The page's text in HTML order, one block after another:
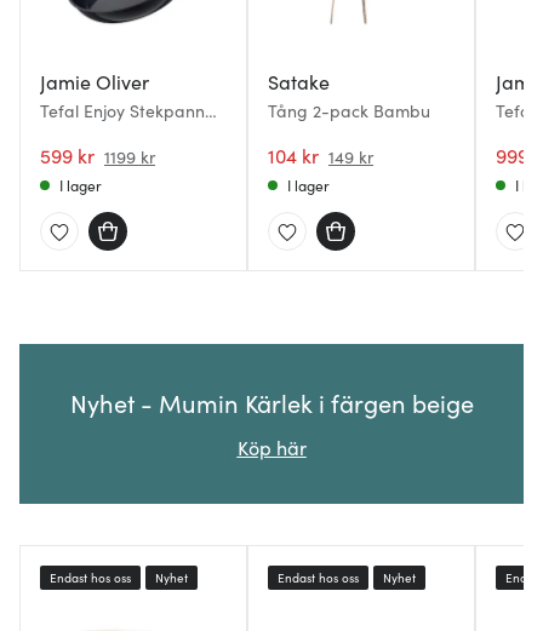
Jamie Oliver
Tefal Enjoy Stekpanna
599 kr 1199 kr
I lager
Satake
Tång 2-pack Bambu
104 kr 149 kr
I lager
Tefal
999
I
Nyhet - Mumin Kärlek i färgen beige
Köp här
Endast hos oss Nyhet Endast hos oss Nyhet